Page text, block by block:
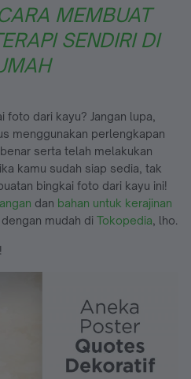
MEMBUAT
SENDIRI DI
foto dari kayu? Jangan lupa,
menggunakan perlengkapan
serta telah melakukan
kamu sudah siap sedia, tak
bingkai foto dari kayu ini!
dan bahan untuk kerajinan
mudah di Tokopedia, lho.